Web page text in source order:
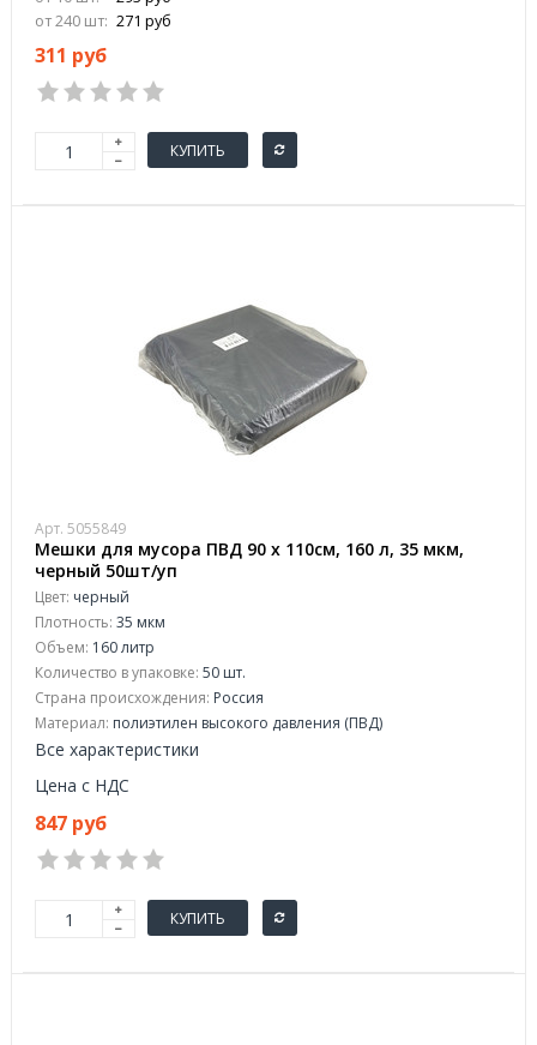
от 240 шт: 271 руб
311 руб
КУПИТЬ
Арт. 5055849
Мешки для мусора ПВД 90 х 110см, 160 л, 35 мкм,
черный 50шт/уп
Цвет: черный
Плотность: 35 мкм
Объем: 160 литр
Количество в упаковке: 50 шт.
Страна происхождения: Россия
Материал: полиэтилен высокого давления (ПВД)
Все характеристики
Цена с НДС
847 руб
КУПИТЬ